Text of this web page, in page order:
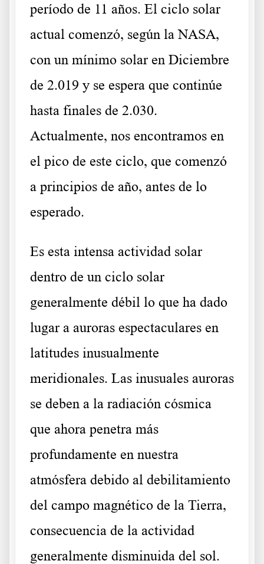
período de 11 años. El ciclo solar
actual comenzó, según la NASA,
con un mínimo solar en Diciembre
de 2.019 y se espera que continúe
hasta finales de 2.030.
Actualmente, nos encontramos en
el pico de este ciclo, que comenzó
a principios de año, antes de lo
esperado.
Es esta intensa actividad solar
dentro de un ciclo solar
generalmente débil lo que ha dado
lugar a auroras espectaculares en
latitudes inusualmente
meridionales. Las inusuales auroras
se deben a la radiación cósmica
que ahora penetra más
profundamente en nuestra
atmósfera debido al debilitamiento
del campo magnético de la Tierra,
consecuencia de la actividad
generalmente disminuida del sol.